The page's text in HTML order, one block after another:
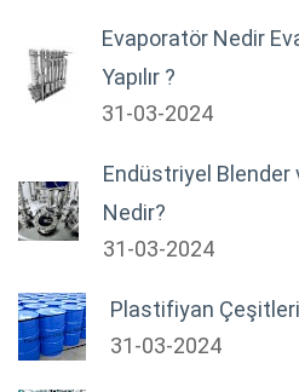
Evaporatör Nedir
Yapılır ?
31-03-2024
Endüstriyel Blender
Nedir?
31-03-2024
Plastifiyan
31-03-2024